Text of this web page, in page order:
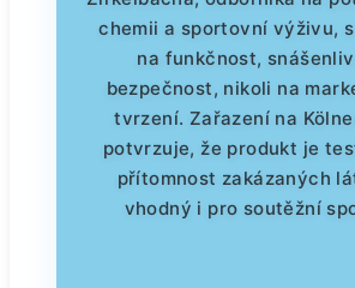
chemii a sportovní výživu,
na funkčnost,
bezpečnost, nikoli na
tvrzení. Zařazení na
potvrzuje, že produkt je
přítomnost zakázaných
vhodný i pro soutěžní